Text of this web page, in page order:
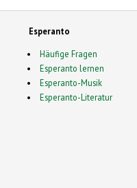
Esperanto
Häufige Fragen
Esperanto lernen
Esperanto-Musik
Esperanto-Literatur